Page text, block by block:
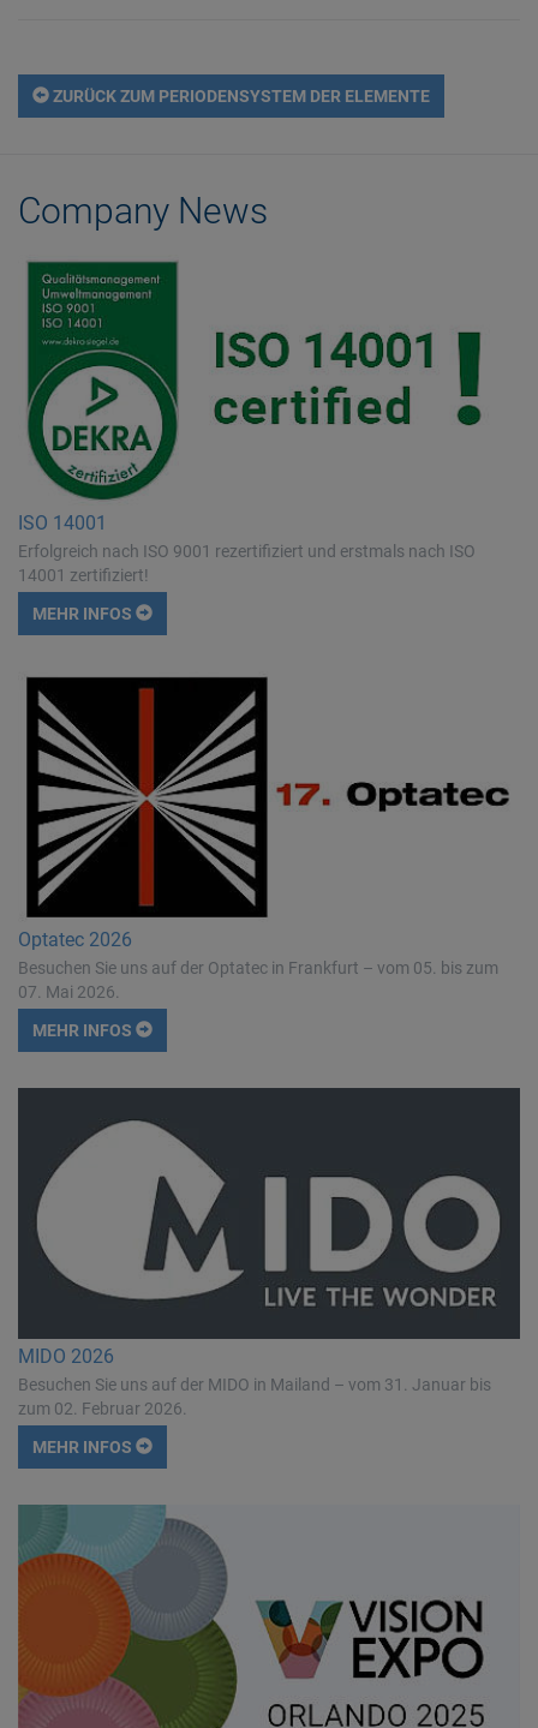
ZURÜCK ZUM PERIODENSYSTEM DER ELEMENTE
Company News
ISO 14001
Erfolgreich nach ISO 9001 rezertifiziert und erstmals nach ISO
14001 zertifiziert!
MEHR INFOS
Optatec 2026
Besuchen Sie uns auf der Optatec in Frankfurt – vom 05. bis zum
07. Mai 2026.
MEHR INFOS
MIDO 2026
Besuchen Sie uns auf der MIDO in Mailand – vom 31. Januar bis
zum 02. Februar 2026.
MEHR INFOS